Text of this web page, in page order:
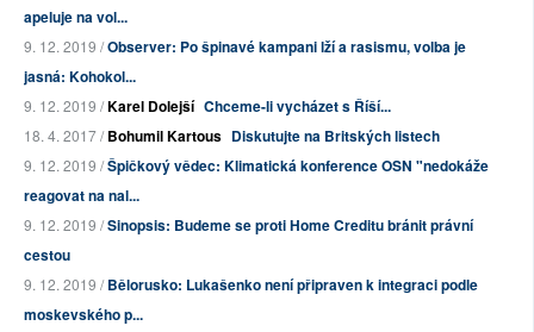
apeluje na vol...
9. 12. 2019 /Observer: Po špinavé kampani lží a rasismu, volba je
jasná: Kohokol...
9. 12. 2019 /Karel Dolejší Chceme-li vycházet s Říší...
18. 4. 2017 /Bohumil Kartous Diskutujte na Britských listech
9. 12. 2019 /Špičkový vědec: Klimatická konference OSN "nedokáže
reagovat na nal...
9. 12. 2019 /Sinopsis: Budeme se proti Home Creditu bránit právní
cestou
9. 12. 2019 /Bělorusko: Lukašenko není připraven k integraci podle
moskevského p...